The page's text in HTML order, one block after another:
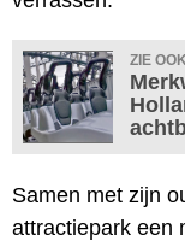
ZIE OOK
Samen met zijn
attractiepark een